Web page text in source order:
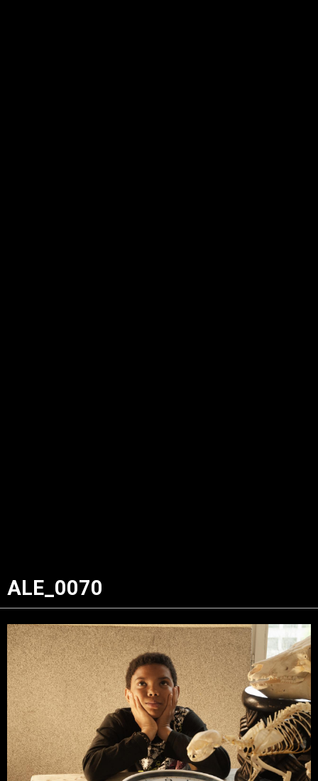
ALE_0070